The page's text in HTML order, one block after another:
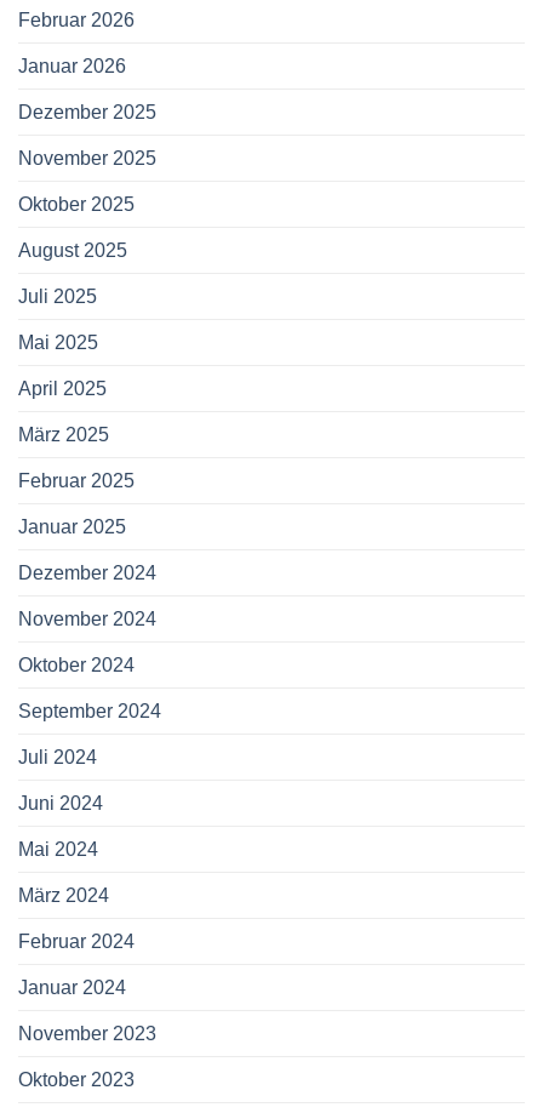
Februar 2026
Januar 2026
Dezember 2025
November 2025
Oktober 2025
August 2025
Juli 2025
Mai 2025
April 2025
März 2025
Februar 2025
Januar 2025
Dezember 2024
November 2024
Oktober 2024
September 2024
Juli 2024
Juni 2024
Mai 2024
März 2024
Februar 2024
Januar 2024
November 2023
Oktober 2023